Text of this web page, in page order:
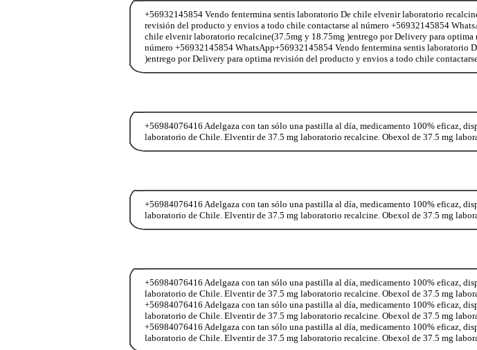
+56932145854 Vendo fentermina sentis laboratorio De chile elvenir laboratorio
revisión del producto y envios a todo chile contactarse al número +56932145854
chile elvenir laboratorio recalcine(37.5mg y 18.75mg )entrego por Delivery para
número +56932145854 WhatsApp+56932145854 Vendo fentermina sentis laboratorio
)entrego por Delivery para optima revisión del producto y envios a todo chile
+56984076416 Adelgaza con tan sólo una pastilla al día, medicamento 100% eficaz,
laboratorio de Chile. Elventir de 37.5 mg laboratorio recalcine. Obexol de 37.5 mg
+56984076416 Adelgaza con tan sólo una pastilla al día, medicamento 100% eficaz,
laboratorio de Chile. Elventir de 37.5 mg laboratorio recalcine. Obexol de 37.5 mg
+56984076416 Adelgaza con tan sólo una pastilla al día, medicamento 100% eficaz,
laboratorio de Chile. Elventir de 37.5 mg laboratorio recalcine. Obexol de 37.5 mg
+56984076416 Adelgaza con tan sólo una pastilla al día, medicamento 100% eficaz,
laboratorio de Chile. Elventir de 37.5 mg laboratorio recalcine. Obexol de 37.5 mg
+56984076416 Adelgaza con tan sólo una pastilla al día, medicamento 100% eficaz,
laboratorio de Chile. Elventir de 37.5 mg laboratorio recalcine. Obexol de 37.5 mg